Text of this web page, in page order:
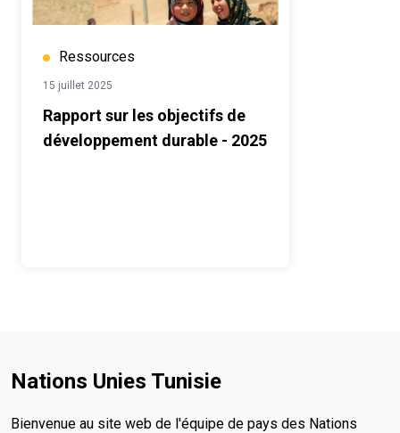
Ressources
15 juillet 2025
Rapport sur les objectifs de
développement durable - 2025
Nations Unies Tunisie
Bienvenue au site web de l'équipe de pays des Nations